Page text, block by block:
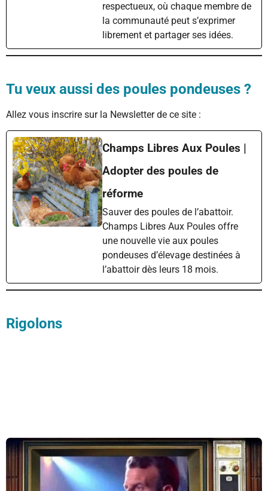
respectueux, où chaque membre de
la communauté peut s’exprimer
librement et partager ses idées.
Tu veux aussi des poules pondeuses ?
Allez vous inscrire sur la Newsletter de ce site :
Champs Libres Aux Poules |
Adopter des poules de
réforme
Sauver des poules de l’abattoir.
Champs Libres Aux Poules offre
une nouvelle vie aux poules
pondeuses d’élevage destinées à
l’abattoir dès leurs 18 mois.
Rigolons